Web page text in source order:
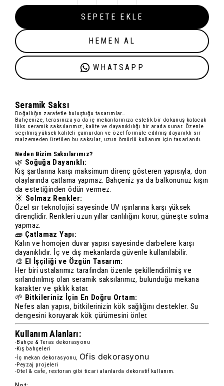
SEPETE EKLE
HEMEN AL
WHATSAPP
Seramik Saksı
Doğallığın zarafetle buluştuğu tasarımlar…
Bahçenize, terasınıza ya da iç mekanlarınıza estetik bir dokunuş katacak
lüks seramik saksılarımız
, kalite ve dayanıklılığı bir arada sunar. Özenle
seçilmişyüksek kaliteli çamurdan ve özel formüle edilmiş dayanıklı sır
malzemeden üretilen bu saksılar, uzun ömürlü kullanım için tasarlandı.
Neden Bizim Saksılarımız?
🌿 Soğuğa Dayanıklı:
Kış şartlarına karşı maksimum direnç gösteren yapısıyla, don
olaylarında çatlama yapmaz. Bahçeniz ya da balkonunuz kışın
da estetiğinden ödün vermez.
☀️ Solmaz Renkler:
Özel sır teknolojisi sayesinde UV ışınlarına karşı yüksek
dirençlidir. Renkleri uzun yıllar canlılığını korur, güneşte solma
yapmaz.
🧱 Çatlamaz Yapı:
Kalın ve homojen duvar yapısı sayesinde darbelere karşı
dayanıklıdır. İç ve dış mekanlarda güvenle kullanılabilir.
🎨 El İşçiliği ve Özgün Tasarım:
Her biri ustalarımız tarafından özenle şekillendirilmiş ve
sırlandırılmış olan seramik saksılarımız, bulunduğu mekana
karakter ve şıklık katar.
🌱 Bitkileriniz İçin En Doğru Ortam:
Nefes alan yapısı, bitkilerinizin kök sağlığını destekler. Su
dengesini koruyarak kök çürümesini önler.
Kullanım Alanları:
-Bahçe & Teras dekorasyonu
-Kış bahçeleri
-İç mekan dekorasyonu, Ofis dekorasyonu
-Peyzaj projeleri
-Otel & cafe, restoran gibi ticari alanlarda dekoratif kullanım.